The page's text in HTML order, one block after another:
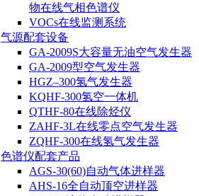
物在线气相色谱仪
VOCs在线监测系统
气源配套设备
GA-2009S大容量无油空气发生器
GA-2009型空气发生器
HGZ–300氢气发生器
KQHF-300氢空一体机
QTHF-80在线除烃仪
ZAHF-3L在线零点空气发生器
ZQHF-300在线氢气发生器
色谱仪配套产品
AGS-30(60)自动气体进样器
AHS-16全自动顶空进样器